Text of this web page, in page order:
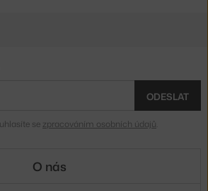
ODESLAT
se zpracováním osobních údajů
O nás